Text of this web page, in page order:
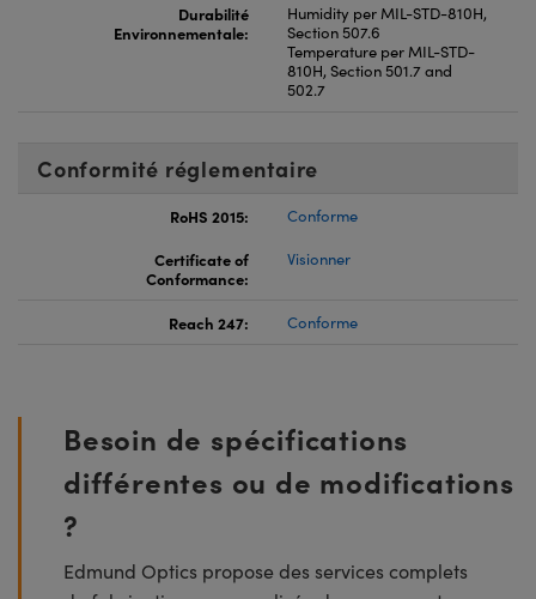
Durabilité
Environnementale:
Humidity per MIL-STD-810H,
Section 507.6
Temperature per MIL-STD-
810H, Section 501.7 and
502.7
Conformité réglementaire
RoHS 2015:
Conforme
Certificate of
Conformance:
Visionner
Reach 247: Conforme
Besoin de spécifications
différentes ou de modifications
?
Edmund Optics propose des services complets